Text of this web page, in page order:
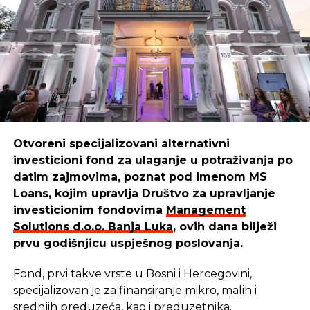
Boškoističe:
“Mi smo sredstva iskoristili da kreiramo,
unaprijedimo i pustimo u izdavaštvo udžbenike za
djecu, prilagođene raznim uzrastima. Danas naši
udžbenici pomažu mnogim mališanima da lakše
uče i odrastaju.”
REKLAMA
Cilj u Management Solutions -u ostaje isti: da
budemo pouzdan partner onima koji stvaraju,
razvijaju i unaprjeđuju našu zajednicu. Zato
nastavljaju istim putem — jer kada ulažu u ljude i
Otvoreni specijalizovani alternativni
investicioni fond za ulaganje u potraživanja po
datim zajmovima, poznat pod imenom MS
Loans, kojim upravlja Društvo za upravljanje
investicionim fondovima Management
Solutions d.o.o. Banja Luka, ovih dana bilježi
prvu godišnjicu uspješnog poslovanja.
Fond, prvi takve vrste u Bosni i Hercegovini,
specijalizovan je za finansiranje mikro, malih i
srednjih preduzeća, kao i preduzetnika.